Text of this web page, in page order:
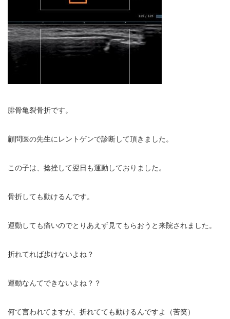
腓骨亀裂骨折です。
顧問医の先生にレントゲンで診断して頂きました。
この子は、捻挫して翌日も運動しておりました。
骨折しても動けるんです。
運動しても痛いのでとりあえず見てもらおうと来院されました。
折れてれば歩けないよね？
運動なんてできないよね？？
何て言われてますが、折れてても動けるんですよ（苦笑）
HVMCデルタ
エグゼトロン６０６
レボックスⅢ
ソフトレーザリー
キューブトロン